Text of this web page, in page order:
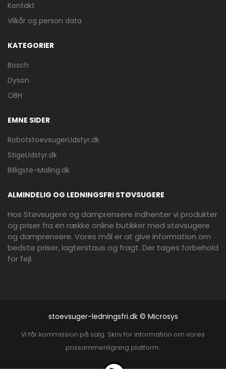
Kontakt
Vilkår og person data
KATEGORIER
Bosch
Dyson
OBH
EMNE SIDER
RobotstoevsugerUdstyr.dk
StigeUdstyr.dk
Billigste-Maling.dk
ALMINDELIG OG LEDNINGSFRI STØVSUGERE
Hos Støvsugere og damprensere indhenter vi produkter
og priser fra en række online butikker med støvsugere
og damprensere. Vores mål er at give information om
bedste priser, lagterstaus og fragt. Der tages forbehold
for fejl.
stoevsuger-ledningsfri.dk © Microsys
Vi får kommission på salg. Skriv for information om vores
prissammenligning platform.